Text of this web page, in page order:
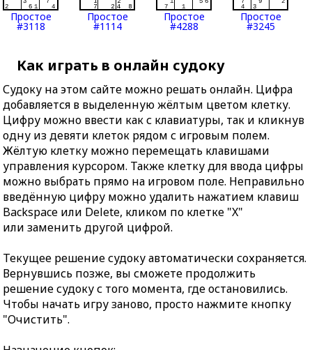
Простое
#3118
Простое
#1114
Простое
#4288
Простое
#3245
Как играть в онлайн судоку
Судоку на этом сайте можно решать онлайн. Цифра
добавляется в выделенную жёлтым цветом клетку.
Цифру можно ввести как с клавиатуры, так и кликнув
одну из девяти клеток рядом с игровым полем.
Жёлтую клетку можно перемещать клавишами
управления курсором. Также клетку для ввода цифры
можно выбрать прямо на игровом поле. Неправильно
введённую цифру можно удалить нажатием клавиш
Backspace или Delete, кликом по клетке "X"
или заменить другой цифрой.
Текущее решение судоку автоматически сохраняется.
Вернувшись позже, вы сможете продолжить
решение судоку с того момента, где остановились.
Чтобы начать игру заново, просто нажмите кнопку
"Очистить".